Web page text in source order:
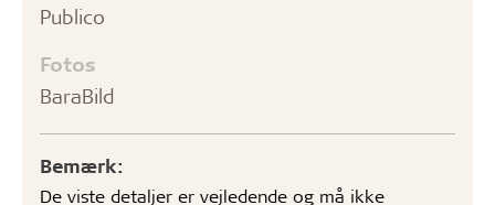
Publico
Fotos
BaraBild
Bemærk:
De viste detaljer er vejledende og må ikke